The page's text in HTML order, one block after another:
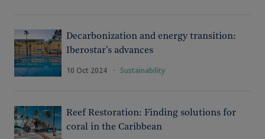
Decarbonization and energy transition:
Iberostar's advances
10 Oct 2024 · Sustainability
Reef Restoration: Finding solutions for
coral in the Caribbean